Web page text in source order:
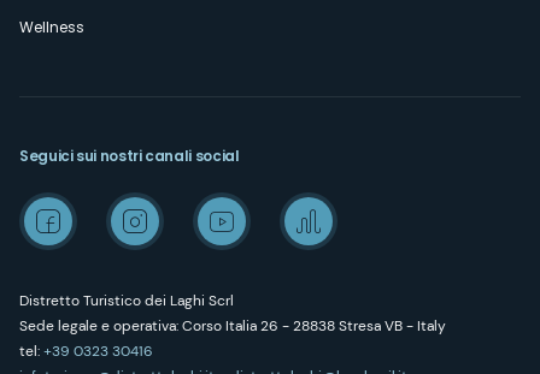
Wellness
Distretto Turistico dei Laghi Scrl
Sede legale e operativa: Corso Italia 26 - 28838 Stresa VB - Italy
tel:+39 0323 30416
Seguici sui nostri canali social